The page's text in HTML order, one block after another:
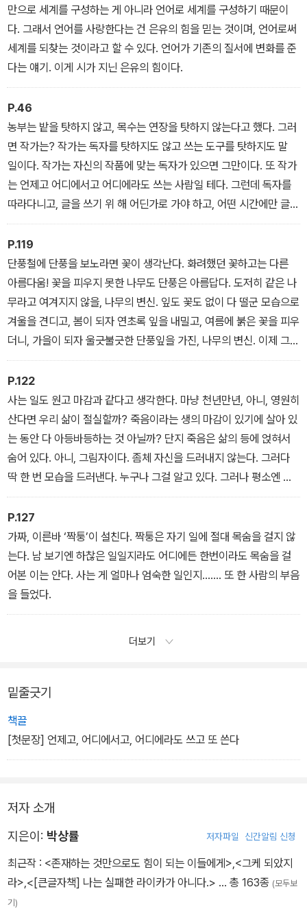
만으로 세계를 구성하는 게 아니라 언어로 세계를 구성하기 때문이
다. 그래서 언어를 사랑한다는 건 은유의 힘을 믿는 것이며, 언어로써
세계를 되찾는 것이라고 할 수 있다. 언어가 기존의 질서에 변화를 준
다는 얘기. 이게 시가 지닌 은유의 힘이다.
P.46
농부는 밭을 탓하지 않고, 목수는 연장을 탓하지 않는다고 했다. 그러
면 작가는? 작가는 독자를 탓하지도 않고 쓰는 도구를 탓하지도 말
일이다. 작가는 자신의 작품에 맞는 독자가 있으면 그만이다. 또 작가
는 언제고 어디에서고 어디에라도 쓰는 사람일 테다. 그런데 독자를
따라다니고, 글을 쓰기 위 해 어딘가로 가야 하고, 어떤 시간에만 글을
쓰고, 도구는 어 째야 한다면? 그런 작가는 볼썽사납다. 평생 글을 쓸
준비만 하다가 생을 마칠 각오가 아니라면 피할 일이다.
P.119
단풍철에 단풍을 보노라면 꽃이 생각난다. 화려했던 꽃하고는 다른
아름다움! 꽃을 피우지 못한 나무도 단풍은 아름답다. 도저히 같은 나
무라고 여겨지지 않을, 나무의 변신. 잎도 꽃도 없이 다 떨군 모습으로
겨울을 견디고, 봄이 되자 연초록 잎을 내밀고, 여름에 붉은 꽃을 피우
더니, 가을이 되자 울긋불긋한 단풍잎을 가진, 나무의 변신. 이제 그마
저 다 떨구고 겨울을 맞겠지. 단풍은 장엄한 저녁노을을 닮았다. 특히
바다 속에 집을 짓듯 바다 위로 저무는 석양. 아침이나 한낮의 태양이
흉내 낼 수 없는 저녁노을.
P.122
사는 일도 원고 마감과 같다고 생각한다. 마냥 천년만년, 아니, 영원히
산다면 우리 삶이 절실할까? 죽음이라는 생의 마감이 있기에 살아 있
는 동안 다 아등바등하는 것 아닐까? 단지 죽음은 삶의 등에 얹혀서
숨어 있다. 아니, 그림자이다. 좀체 자신을 드러내지 않는다. 그러다
딱 한 번 모습을 드러낸다. 누구나 그걸 알고 있다. 그러나 평소엔 죽
음을 의식하지 않기에 남의 일이다. 죽음이 자신의 일이 되었을 땐 이
미 그는 죽음을 어쩌지 못한다. 삶과 한통속인 죽음! 영원히 살 것처럼
굴지 말 일이다. 그래서 모든 종교에선 삶 이후의 삶인 죽음을 언급한
다. 그렇다면 죽음은 삶만큼이나 중요하다. 오늘도 원고 몇 개를 ‘절박
하게’ 써서 마감한다. 아니, 내 삶의 ‘절박한’ 하루를 마감한다.
P.127
가짜, 이른바 ‘짝퉁’이 설친다. 짝퉁은 자기 일에 절대 목숨을 걸지 않
는다. 남 보기엔 하찮은 일일지라도 어디에든 한번이라도 목숨을 걸
어본 이는 안다. 사는 게 얼마나 엄숙한 일인지……. 또 한 사람의 부음
을 들었다.
더보기
밑줄긋기
책끌
[첫문장] 언제고, 어디에서고, 어디에라도 쓰고 또 쓴다
저자 소개
지은이: 박상률 저자파일 신간알림 신청
최근작 : <존재하는 것만으로도 힘이 되는 이들에게>,<그케 되았지
라>,<[큰글자책] 나는 실패한 라이카가 아니다.> … 총 163종 (모두보
기)